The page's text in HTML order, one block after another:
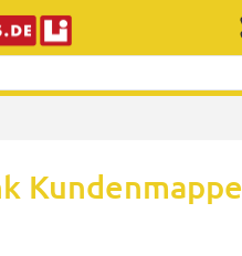
Kundenmappe